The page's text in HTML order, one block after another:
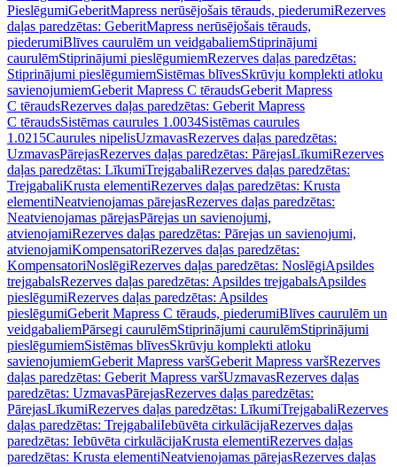
PieslēgumiGeberitMapress nerūsējošais tērauds, piederumiRezerves
daļas paredzētas: GeberitMapress nerūsējošais tērauds,
piederumiBlīves caurulēm un veidgabaliemStiprinājumi
caurulēmStiprinājumi pieslēgumiemRezerves daļas paredzētas:
Stiprinājumi pieslēgumiemSistēmas blīvesSkrūvju komplekti atloku
savienojumiemGeberit Mapress C tēraudsGeberit Mapress
C tēraudsRezerves daļas paredzētas: Geberit Mapress
C tēraudsSistēmas caurules 1.0034Sistēmas caurules
1.0215Caurules nipelisUzmavasRezerves daļas paredzētas:
UzmavasPārejasRezerves daļas paredzētas: PārejasLīkumiRezerves
daļas paredzētas: LīkumiTrejgabaliRezerves daļas paredzētas:
TrejgabaliKrusta elementiRezerves daļas paredzētas: Krusta
elementiNeatvienojamas pārejasRezerves daļas paredzētas:
Neatvienojamas pārejasPārejas un savienojumi,
atvienojamiRezerves daļas paredzētas: Pārejas un savienojumi,
atvienojamiKompensatoriRezerves daļas paredzētas:
KompensatoriNoslēgiRezerves daļas paredzētas: NoslēgiApsildes
trejgabalsRezerves daļas paredzētas: Apsildes trejgabalsApsildes
pieslēgumiRezerves daļas paredzētas: Apsildes
pieslēgumiGeberit Mapress C tērauds, piederumiBlīves caurulēm un
veidgabaliemPārsegi caurulēmStiprinājumi caurulēmStiprinājumi
pieslēgumiemSistēmas blīvesSkrūvju komplekti atloku
savienojumiemGeberit Mapress varšGeberit Mapress varšRezerves
daļas paredzētas: Geberit Mapress varšUzmavasRezerves daļas
paredzētas: UzmavasPārejasRezerves daļas paredzētas:
PārejasLīkumiRezerves daļas paredzētas: LīkumiTrejgabaliRezerves
daļas paredzētas: TrejgabaliIebūvēta cirkulācijaRezerves daļas
paredzētas: Iebūvēta cirkulācijaKrusta elementiRezerves daļas
paredzētas: Krusta elementiNeatvienojamas pārejasRezerves daļas